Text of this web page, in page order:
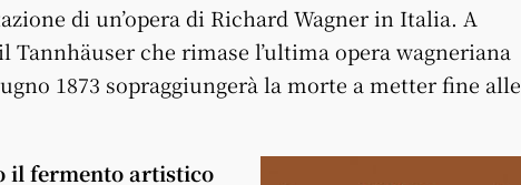
di un’opera di Richard Wagner in Italia. A
Tannhäuser che rimase l’ultima opera wagneriana
1873 sopraggiungerà la morte a metter fine alle
il fermento artistico